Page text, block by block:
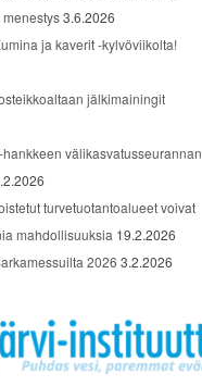
3.6.2026
ja kaverit -kylvöviikolta!
jälkimainingit
välikasvatusseurannan
turvetuotantoalueet voivat
mahdollisuuksia 19.2.2026
2026 3.2.2026